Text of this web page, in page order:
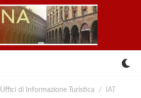
Uffici di Informazione Turistica IAT